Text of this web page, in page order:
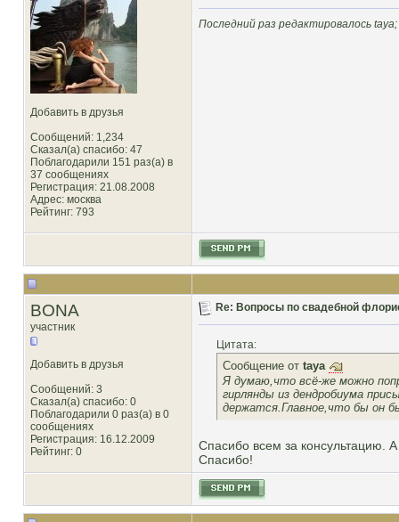
Добавить в друзья
Сообщений: 1,234
Сказал(а) спасибо: 47
Поблагодарили 151 раз(а) в
37 сообщениях
Регистрация: 21.08.2008
Адрес: москва
Рейтинг: 793
Последний раз редактировалось
BONA
участник
Добавить в друзья
Сообщений: 3
Сказал(а) спасибо: 0
Поблагодарили 0 раз(а) в 0
сообщениях
Регистрация: 16.12.2009
Рейтинг: 0
Re: Вопросы по свадебной
Цитата:
Сообщение от taya
Я думаю,что всё-же можно
гирлянды из дендробиума
держатся.Главное,что бы он
Спасибо всем за консультацию.
Спасибо!